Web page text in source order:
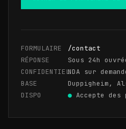
FORMULAIRE
/contact
RÉPONSE
Sous 24h
CONFIDENTIELNDA sur
BASE
Duppigheim,
DISPO
● Accepte